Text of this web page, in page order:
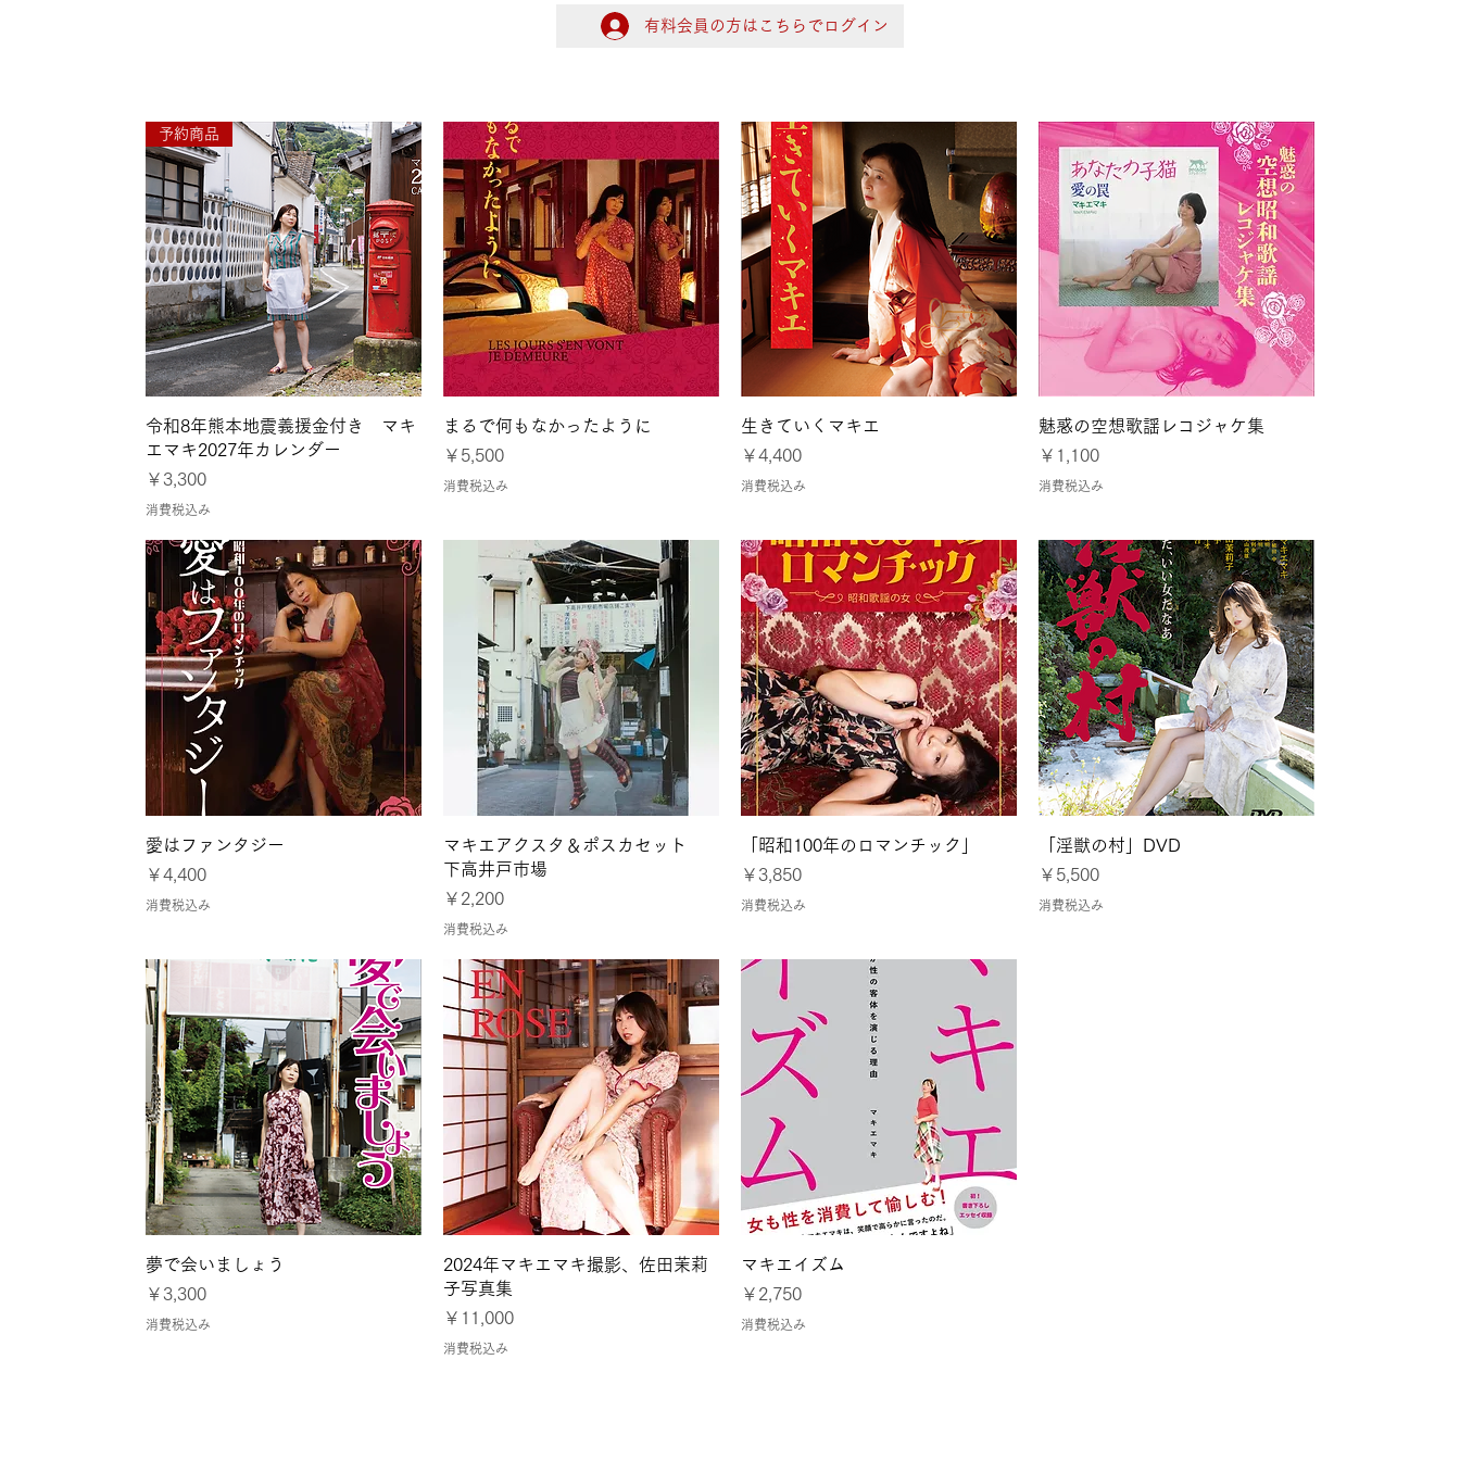
ログイン
有料会員の方はこちらでログイン
クイックビュー
予約商品
令和8年熊本地震義援金付き マキ
エマキ2027年カレンダー
価格
￥3,300
消費税込み
クイックビュー
まるで何もなかったように
価格
￥5,500
消費税込み
クイックビュー
生きていくマキエ
価格
￥4,400
消費税込み
クイックビュー
魅惑の空想歌謡レコジャケ集
価格
￥1,100
消費税込み
クイックビュー
愛はファンタジー
価格
￥4,400
消費税込み
クイックビュー
マキエアクスタ＆ポスカセット
下高井戸市場
価格
￥2,200
消費税込み
クイックビュー
「昭和100年のロマンチック」
価格
￥3,850
消費税込み
クイックビュー
「淫獣の村」DVD
価格
￥5,500
消費税込み
クイックビュー
夢で会いましょう
価格
￥3,300
消費税込み
クイックビュー
2024年マキエマキ撮影、佐田茉莉
子写真集
価格
￥11,000
消費税込み
クイックビュー
マキエイズム
価格
￥2,750
消費税込み
●7月26日〜8月1日 令和8年熊本地震に